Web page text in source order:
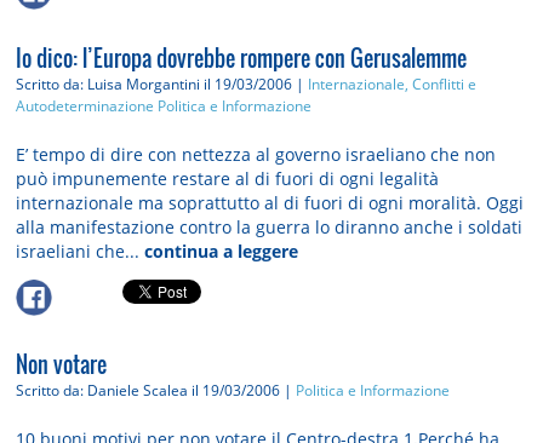
Io dico: l’Europa dovrebbe rompere con Gerusalemme
Scritto da: Luisa Morgantini il 19/03/2006 | Internazionale, Conflitti e
Autodeterminazione Politica e Informazione
E’ tempo di dire con nettezza al governo israeliano che non
può impunemente restare al di fuori di ogni legalità
internazionale ma soprattutto al di fuori di ogni moralità. Oggi
alla manifestazione contro la guerra lo diranno anche i soldati
israeliani che...continua a leggere
Non votare
Scritto da: Daniele Scalea il 19/03/2006 | Politica e Informazione